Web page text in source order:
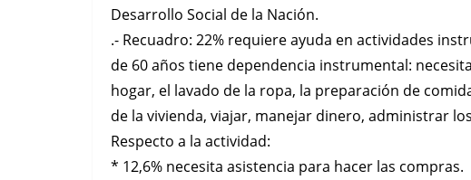
Desarrollo Social de la Nación.
.- Recuadro: 22% requiere ayuda en actividades
de 60 años tiene dependencia instrumental:
hogar, el lavado de la ropa, la preparación de
de la vivienda, viajar, manejar dinero, administrar
Respecto a la actividad:
* 12,6% necesita asistencia para hacer las compras.